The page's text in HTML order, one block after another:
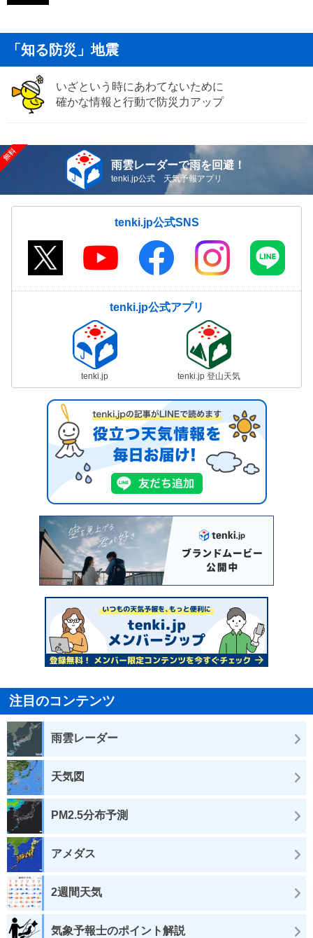
「知る防災」地震
いざという時にあわてないために
確かな情報と行動で防災力アップ
雨雲レーダーで雨を回避！
tenki.jp公式 天気予報アプリ
tenki.jp公式SNS
tenki.jp公式アプリ
tenki.jp tenki.jp 登山天気
注目のコンテンツ
雨雲レーダー
天気図
PM2.5分布予測
アメダス
2週間天気
気象予報士のポイント解説